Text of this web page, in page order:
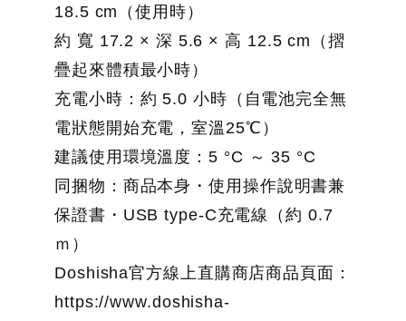
18.5 cm（使用時）
約 寬 17.2 × 深 5.6 × 高 12.5 cm（摺
疊起來體積最小時）
充電小時：約 5.0 小時（自電池完全無
電狀態開始充電，室溫25℃）
建議使用環境溫度：5 °C ～ 35 °C
同捆物：商品本身・使用操作說明書兼
保證書・USB type-C充電線（約 0.7
ｍ）
Doshisha官方線上直購商店商品頁面：
https://www.doshisha-